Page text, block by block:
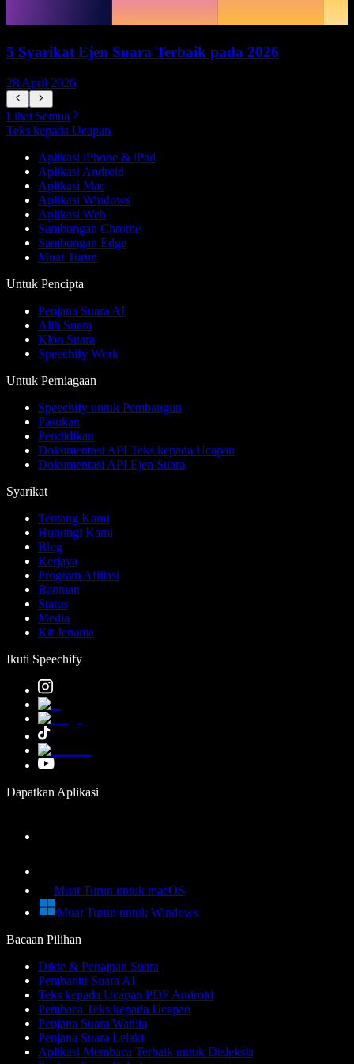
5 Syarikat Ejen Suara Terbaik pada 2026
28 April 2026
Lihat Semua
Teks kepada Ucapan
Aplikasi iPhone & iPad
Aplikasi Android
Aplikasi Mac
Aplikasi Windows
Aplikasi Web
Sambungan Chrome
Sambungan Edge
Muat Turun
Untuk Pencipta
Penjana Suara AI
Alih Suara
Klon Suara
Speechify Work
Untuk Perniagaan
Speechify untuk Pembangun
Pasukan
Pendidikan
Dokumentasi API Teks kepada Ucapan
Dokumentasi API Ejen Suara
Syarikat
Tentang Kami
Hubungi Kami
Blog
Kerjaya
Program Afiliasi
Bantuan
Status
Media
Kit Jenama
Ikuti Speechify
Dapatkan Aplikasi
Muat Turun untuk macOS
Muat Turun untuk Windows
Bacaan Pilihan
Dikte & Penaipan Suara
Pembantu Suara AI
Teks kepada Ucapan PDF Android
Pembaca Teks kepada Ucapan
Penjana Suara Wanita
Penjana Suara Lelaki
Aplikasi Membaca Terbaik untuk Disleksia